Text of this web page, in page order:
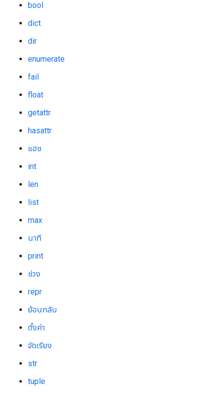
bool
dict
dir
enumerate
fail
float
getattr
hasattr
แฮช
int
len
list
max
นาที
print
ช่วง
repr
ย้อนกลับ
ตั้งค่า
จัดเรียง
str
tuple